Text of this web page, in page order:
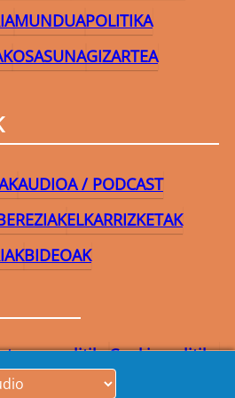
MUNDUAPOLITIKA
OSASUNAGIZARTEA
AUDIOA / PODCAST
ELKARRIZKETAK
BIDEOAK
politikaCookie politika